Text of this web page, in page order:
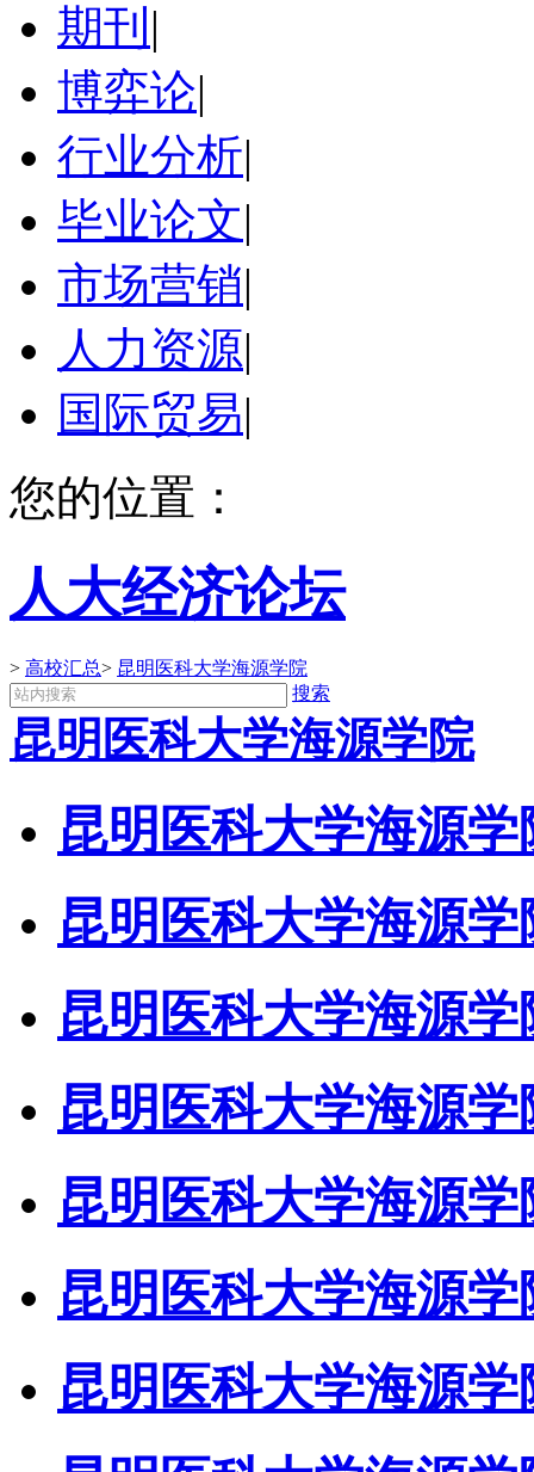
期刊 |
博弈论|
行业分析|
毕业论文|
市场营销|
人力资源|
国际贸易|
您的位置：
人大经济论坛
> 高校汇总> 昆明医科大学海源学院
搜索
昆明医科大学海源学院
昆明医科大学海源
昆明医科大学海源
昆明医科大学海源
昆明医科大学海源
昆明医科大学海源
昆明医科大学海源
昆明医科大学海源